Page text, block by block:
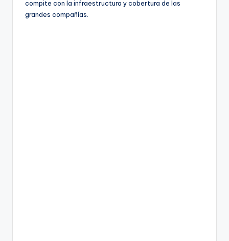
compite con la infraestructura y cobertura de las
grandes compañías.